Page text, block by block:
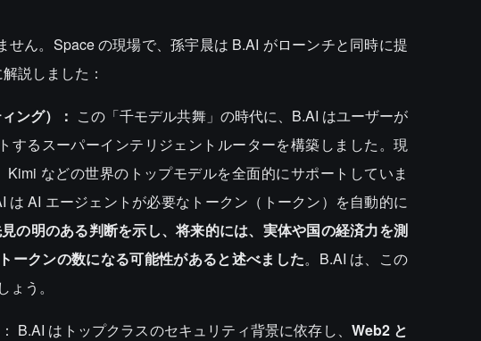
ん。Space の現場で、孫宇晨は B.AI がローンチと同時に提
説しました：
ング） ： この「千モデル共舞」の時代に、B.AI はユーザーが
するスーパーインテリジェントルーターを構築しました。現
などの世界のトップモデルを全面的にサポートしていま
AI エージェントが必要なトークン（トークン）を自動的に
の明のある判断を示し、将来的には、実体や国の経済力を測
ークンの数になる可能性があると述べました。B.AI は、この
う。
： B.AI はトップクラスのセキュリティ背景に依存し、 Web2 と